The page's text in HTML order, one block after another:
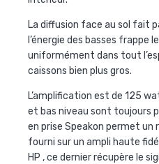
La diffusion face au sol fait
l’énergie des basses frappe
uniformément dans tout
caissons bien plus gros.
L’amplification est de 125
et bas niveau sont toujours
en prise Speakon permet
fourni sur un ampli haute
HP , ce dernier récupère le